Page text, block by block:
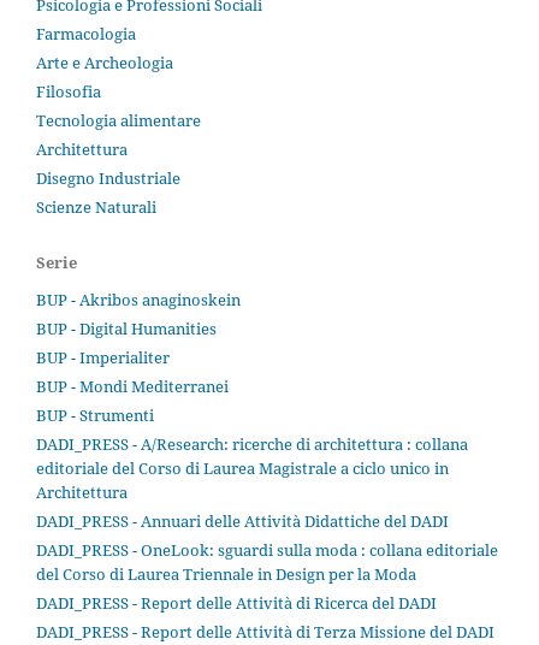
Psicologia e Professioni Sociali
Farmacologia
Arte e Archeologia
Filosofia
Tecnologia alimentare
Architettura
Disegno Industriale
Scienze Naturali
Serie
BUP - Akribos anaginoskein
BUP - Digital Humanities
BUP - Imperialiter
BUP - Mondi Mediterranei
BUP - Strumenti
DADI_PRESS - A/Research: ricerche di architettura : collana
editoriale del Corso di Laurea Magistrale a ciclo unico in
Architettura
DADI_PRESS - Annuari delle Attività Didattiche del DADI
DADI_PRESS - OneLook: sguardi sulla moda : collana editoriale
del Corso di Laurea Triennale in Design per la Moda
DADI_PRESS - Report delle Attività di Ricerca del DADI
DADI_PRESS - Report delle Attività di Terza Missione del DADI